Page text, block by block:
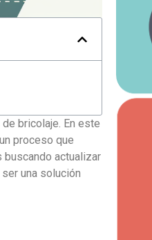
bricolaje. En este
proceso que
buscando actualizar
una solución